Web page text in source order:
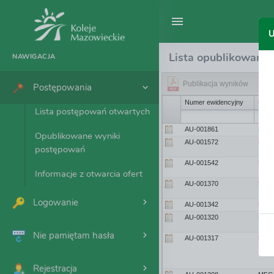
NAWIGACJA
Postępowania
Lista postępowań otwartych
Opublikowane wyniki
postępowań
Informacje z otwarcia ofert
Logowanie
Nie pamiętam hasła
Rejestracja
Lista
Publikacja wyników
Numer ewidencyjny
108017
AU-001861
97332
AU-001572
96187
AU-001542
90573
AU-001370
89271
AU-001342
88621
AU-001320
88527
AU-001317